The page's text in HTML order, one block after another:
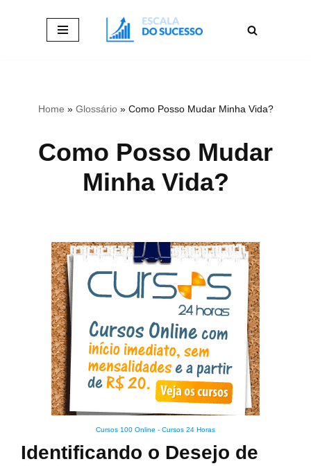
Home » Glossário» Como Posso Mudar Minha Vida?
Como Posso Mudar
Minha Vida?
Cursos 100 Online - Cursos 24 Horas
Identificando o Desejo de